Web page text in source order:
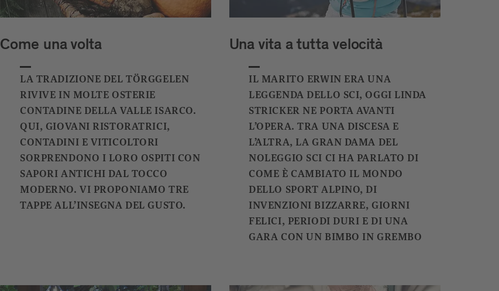
Come una volta
LA TRADIZIONE DEL TÖRGGELEN
RIVIVE IN MOLTE OSTERIE
CONTADINE DELLA VALLE ISARCO.
QUI, GIOVANI RISTORATRICI,
CONTADINI E VITICOLTORI
SORPRENDONO I LORO OSPITI CON
SAPORI ANTICHI DAL TOCCO
MODERNO. VI PROPONIAMO TRE
TAPPE ALL’INSEGNA DEL GUSTO.
Una vita a tutta velocità
IL MARITO ERWIN ERA UNA
LEGGENDA DELLO SCI, OGGI LINDA
STRICKER NE PORTA AVANTI
L’OPERA. TRA UNA DISCESA E
L’ALTRA, LA GRAN DAMA DEL
NOLEGGIO SCI CI HA PARLATO DI
COME È CAMBIATO IL MONDO
DELLO SPORT ALPINO, DI
INVENZIONI BIZZARRE, GIORNI
FELICI, PERIODI DURI E DI UNA
GARA CON UN BIMBO IN GREMBO